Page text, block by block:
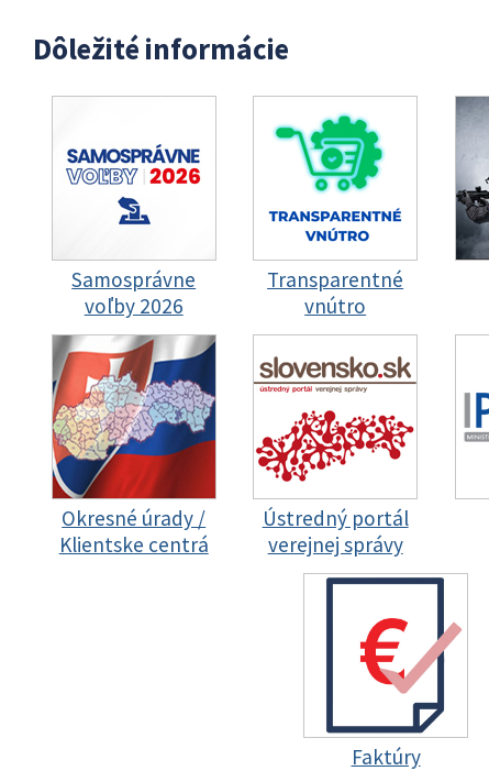
Dôležité informácie
Samosprávne
voľby 2026
Transparentné
vnútro
Okresné úrady /
Klientske centrá
Ústredný portál
verejnej správy
Faktúry